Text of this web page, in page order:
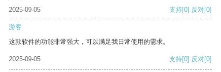
2025-09-05
支持[0] 反对[0]
游客
这款软件的功能非常强大，可以满足我日常使用的需求。
2025-09-05 支持[0] 反对[0]